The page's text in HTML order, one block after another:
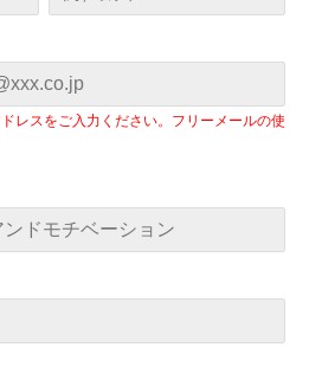
レスをご入力ください。フリーメールの使